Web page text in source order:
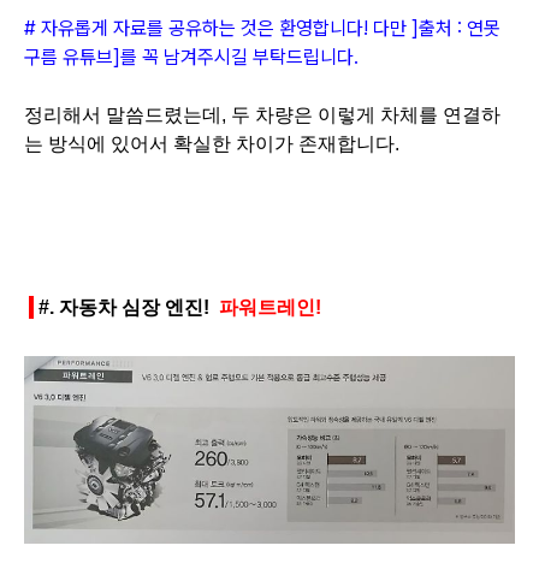
# 자유롭게 자료를 공유하는 것은 환영합니다! 다만 ]출처 : 연못
구름 유튜브]를 꼭 남겨주시길 부탁드립니다.
정리해서 말씀드렸는데, 두 차량은 이렇게 차체를 연결하
는 방식에 있어서 확실한 차이가 존재합니다.
#. 자동차 심장 엔진! 파워트레인!